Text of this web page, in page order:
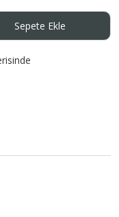
Sepete Ekle